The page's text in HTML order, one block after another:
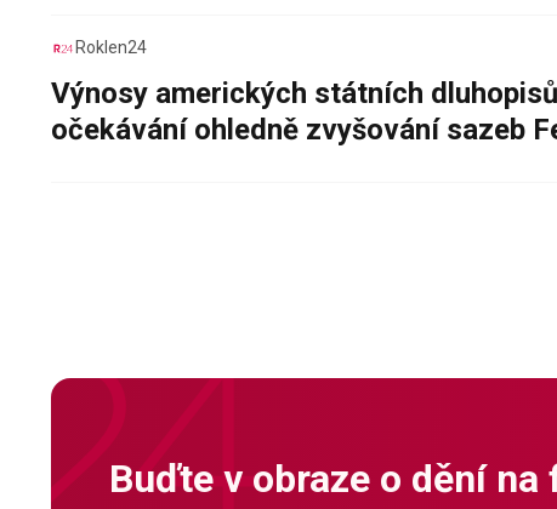
Roklen24
Výnosy amerických státních
očekávání ohledně zvyšování sazeb
Buďte v obraze o dění